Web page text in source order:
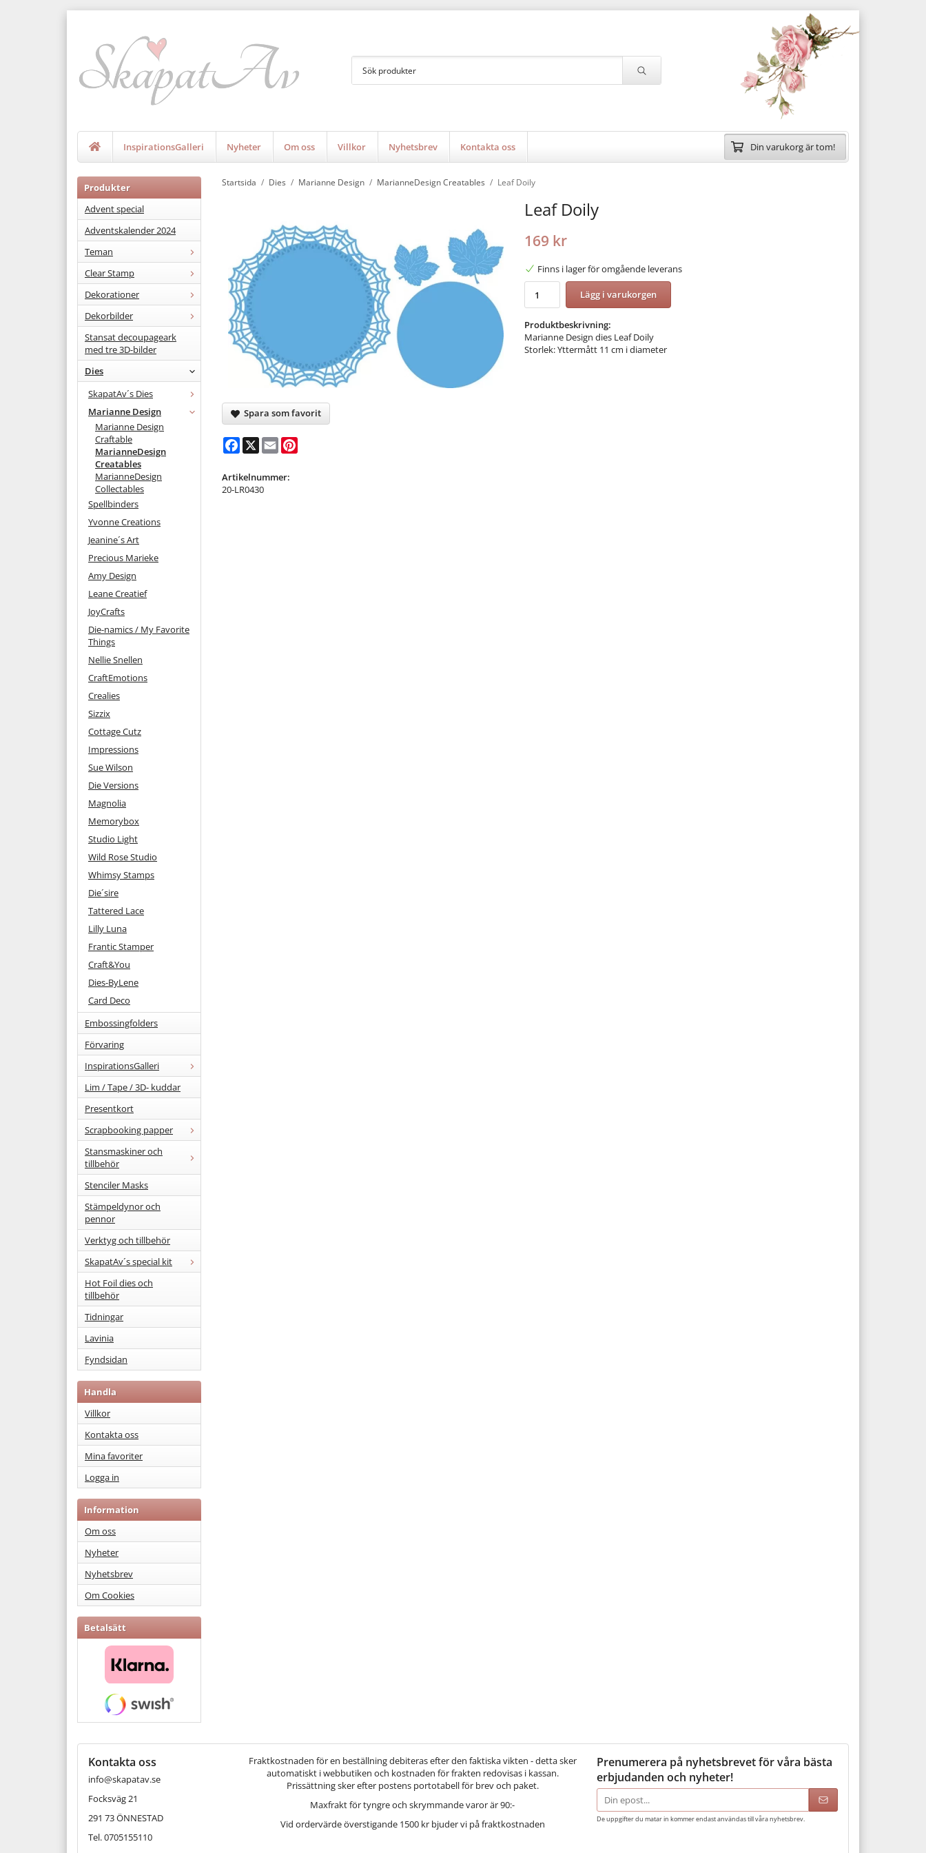
InspirationsGalleri Nyheter Om oss Villkor Nyhetsbrev Kontakta oss Din varukorg är tom!
Produkter
Advent special
Adventskalender 2024
Teman
Clear Stamp
Dekorationer
Dekorbilder
Stansat decoupageark
med tre 3D-bilder
Dies
SkapatAv´s Dies
Marianne Design
Marianne Design
Craftable
MarianneDesign
Creatables
MarianneDesign
Collectables
Spellbinders
Yvonne Creations
Jeanine´s Art
Precious Marieke
Amy Design
Leane Creatief
JoyCrafts
Die-namics / My Favorite
Things
Nellie Snellen
CraftEmotions
Crealies
Sizzix
Cottage Cutz
Impressions
Sue Wilson
Die Versions
Magnolia
Memorybox
Studio Light
Wild Rose Studio
Whimsy Stamps
Die´sire
Tattered Lace
Lilly Luna
Frantic Stamper
Craft&You
Dies-ByLene
Card Deco
Embossingfolders
Förvaring
InspirationsGalleri
Lim / Tape / 3D- kuddar
Presentkort
Scrapbooking papper
Stansmaskiner och
tillbehör
Stenciler Masks
Stämpeldynor och
pennor
Verktyg och tillbehör
SkapatAv´s special kit
Hot Foil dies och
tillbehör
Tidningar
Lavinia
Fyndsidan
Handla
Villkor
Kontakta oss
Mina favoriter
Logga in
Information
Om oss
Nyheter
Nyhetsbrev
Om Cookies
Betalsätt
Startsida / Dies / Marianne Design / MarianneDesign Creatables / Leaf Doily
Leaf Doily
169 kr
Finns i lager för omgående leverans
Lägg i varukorgen
Produktbeskrivning:
Marianne Design dies Leaf Doily
Storlek: Yttermått 11 cm i diameter
Spara som favorit
Facebook
X Email
Artikelnummer:
20-LR0430
Kontakta oss
info@skapatav.se
Focksväg 21
291 73 ÖNNESTAD
Tel. 0705155110
Fraktkostnaden för en beställning debiteras efter den faktiska vikten - detta sker
automatiskt i webbutiken och kostnaden för frakten redovisas i kassan.
Prissättning sker efter postens portotabell för brev och paket.
Maxfrakt för tyngre och skrymmande varor är 90:-
Vid ordervärde överstigande 1500 kr bjuder vi på fraktkostnaden
Prenumerera på nyhetsbrevet för våra bästa
erbjudanden och nyheter!
E-
postadress
De uppgifter du matar in kommer endast användas till våra nyhetsbrev.